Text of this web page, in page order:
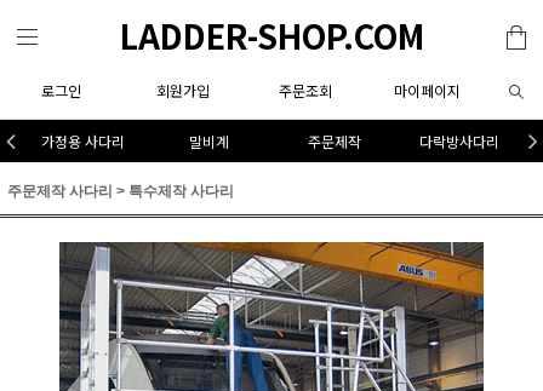
LADDER-SHOP.COM
로그인 회원가입 주문조회 마이페이지
가정용 사다리 말비계 주문제작 다락방사다리
주문제작 사다리 > 특수제작 사다리